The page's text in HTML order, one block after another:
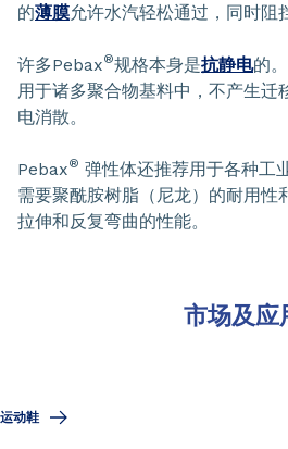
的薄膜允许水汽轻松通过，同时阻
许多Pebax®规格本身是抗静电的
用于诸多聚合物基料中，不产生迁
电消散。
Pebax® 弹性体还推荐用于各种工
需要聚酰胺树脂（尼龙）的耐用性
拉伸和反复弯曲的性能。
市场及应
运动鞋